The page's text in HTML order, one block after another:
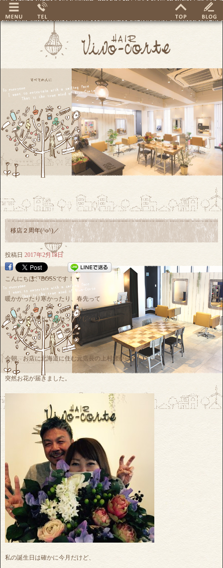
移店２周年(^o^)／
投稿日 2017年2月18日
こんにちは、BOSSです！
暖かかったり寒かったり、春先って
毎年こんな感じでしたっけ？(;´･ω･)
今朝、お店に北海道に住む元店長の上村君から
突然お花が届きました。
私の誕生日は確かに今月だけど、